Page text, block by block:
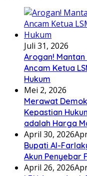
Juli 31, 2026
Arogan! Mantan
Ancam Ketua
Hukum
Mei 2, 2026
Merawat
Kepastian
adalah Harga
April 30, 2026
Bupati Al-
Akun Penyebar
April 26, 2026